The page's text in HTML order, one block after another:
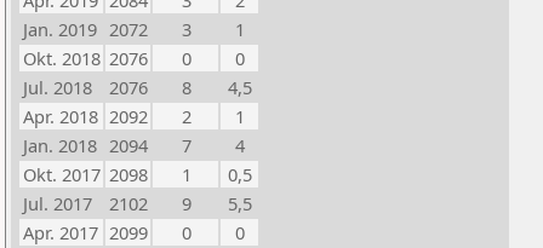
Jan. 2019 2072 3
1
Okt. 2018 2076 0
0
Jul. 2018
2076 8
4,5
Apr. 2018 2092 2
1
Jan. 2018 2094 7
4
Okt. 2017 2098 1
0,5
Jul. 2017
2102 9
5,5
Apr. 2017 2099 0
0